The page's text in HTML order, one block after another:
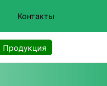
Контакты
Продукция